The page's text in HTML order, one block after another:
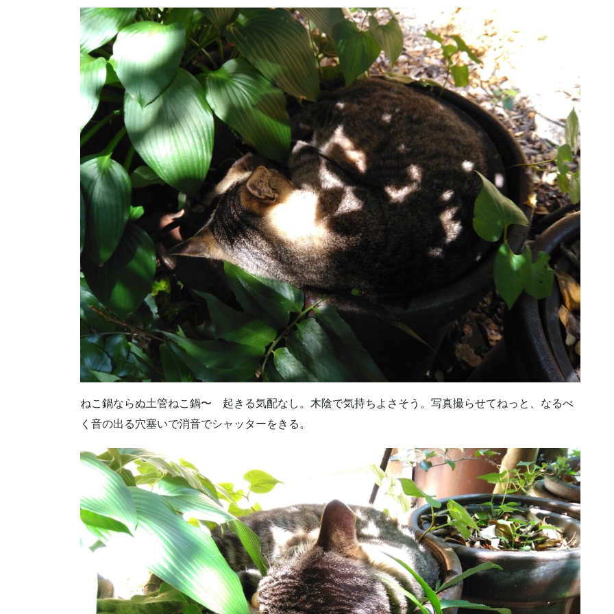
ねこ鍋ならぬ土管ねこ鍋〜 起きる気配なし。木陰で気持ちよさそう。写真撮らせてねっと、なるべ
く音の出る穴塞いで消音でシャッターをきる。